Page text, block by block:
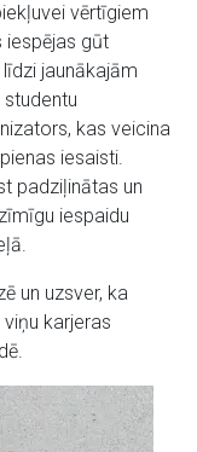
vērtīgiem
iespējas gūt
jaunākajām
kas veicina
iesaisti.
padziļinātas un
iespaidu
un uzsver, ka
karjeras